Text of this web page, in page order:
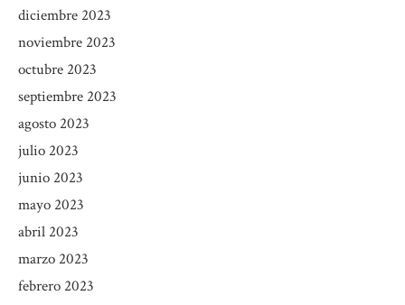
diciembre 2023
noviembre 2023
octubre 2023
septiembre 2023
agosto 2023
julio 2023
junio 2023
mayo 2023
abril 2023
marzo 2023
febrero 2023